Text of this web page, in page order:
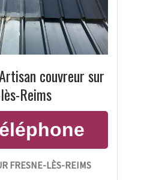
couvreur sur
Reims
FRESNE-LÈS-REIMS